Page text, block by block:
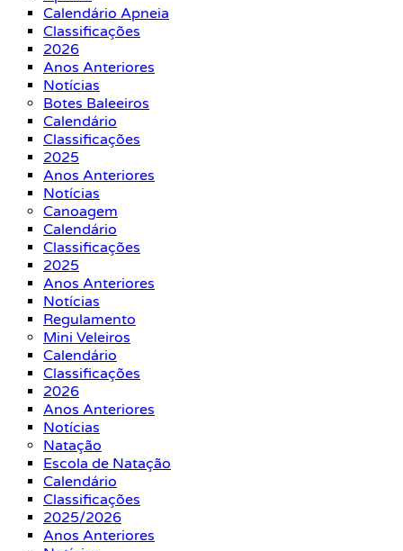
Calendário Apneia
Classificações
2026
Anos Anteriores
Notícias
Botes Baleeiros
Calendário
Classificações
2025
Anos Anteriores
Notícias
Canoagem
Calendário
Classificações
2025
Anos Anteriores
Notícias
Regulamento
Mini Veleiros
Calendário
Classificações
2026
Anos Anteriores
Notícias
Natação
Escola de Natação
Calendário
Classificações
2025/2026
Anos Anteriores